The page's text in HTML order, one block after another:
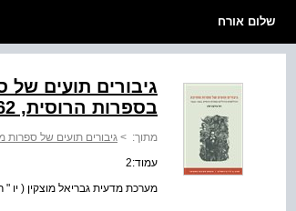
שלום אורח
גיבורים תועים של
בספרות הרוסית, 1866-1862
מתוך: > גיבורים תועים של ספרות
עמוד:2
מערכת מדעית גבריאל מוצקין ( יו